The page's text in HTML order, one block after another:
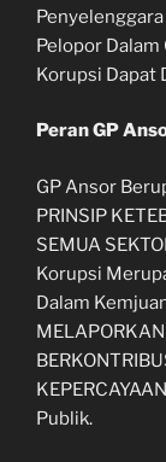
Pelopor Dalam
Korupsi Dapat
Peran GP
GP Ansor
PRINSIP
SEMUA
Korupsi
Dalam
Publik.